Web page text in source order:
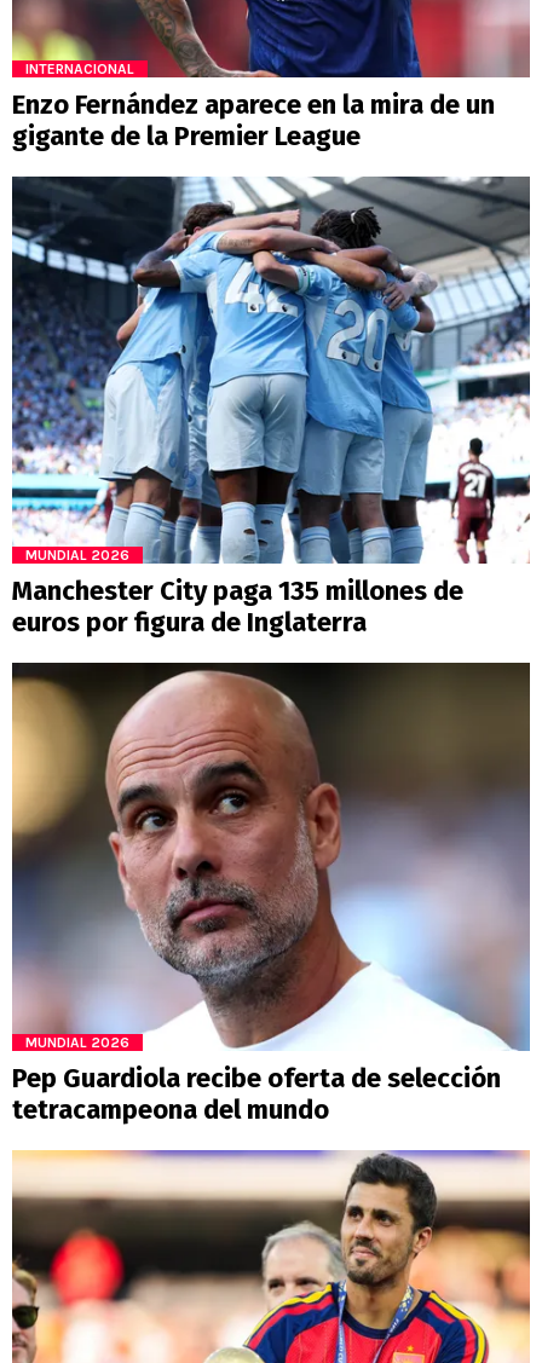
INTERNACIONAL
Enzo Fernández aparece en la mira de un
gigante de la Premier League
MUNDIAL 2026
Manchester City paga 135 millones de
euros por figura de Inglaterra
MUNDIAL 2026
Pep Guardiola recibe oferta de selección
tetracampeona del mundo